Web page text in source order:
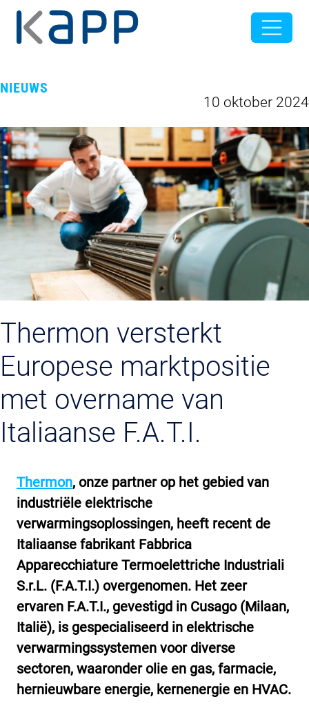
NIEUWS
10 oktober 2024
Thermon versterkt
Europese marktpositie
met overname van
Italiaanse F.A.T.I.
Thermon, onze partner op het gebied van
industriële elektrische
verwarmingsoplossingen, heeft recent de
Italiaanse fabrikant Fabbrica
Apparecchiature Termoelettriche Industriali
S.r.L. (F.A.T.I.) overgenomen. Het zeer
ervaren F.A.T.I., gevestigd in Cusago (Milaan,
Italië), is gespecialiseerd in elektrische
verwarmingssystemen voor diverse
sectoren, waaronder olie en gas, farmacie,
hernieuwbare energie, kernenergie en HVAC.